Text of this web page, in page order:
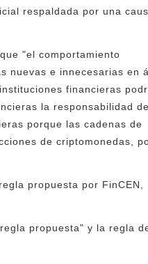
respaldada por una
"el comportamiento
nuevas e innecesarias en
financieras
la responsabilidad de
porque las cadenas de
de criptomonedas,
propuesta por FinCEN,
propuesta" y la regla